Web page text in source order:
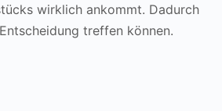
wirklich ankommt. Dadurch
treffen können.